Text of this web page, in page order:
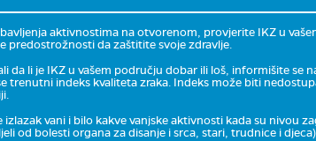
bavljenja aktivnostima na otvorenom, provjerite IKZ u
predostrožnosti da zaštitite svoje zdravlje.
da li je IKZ u vašem području dobar ili loš, informišite se
trenutni indeks kvaliteta zraka. Indeks može biti
izlazak vani i bilo kakve vanjske aktivnosti kada su nivou
od bolesti organa za disanje i srca, stari, trudnice i